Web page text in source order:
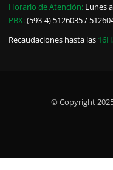
Horario de Atención: Lunes
PBX:(593-4) 5126035 /
Recaudaciones hasta las
© Copyright